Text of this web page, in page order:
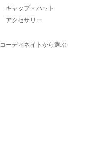
キャップ・ハット
アクセサリー
コーディネイトから選ぶ